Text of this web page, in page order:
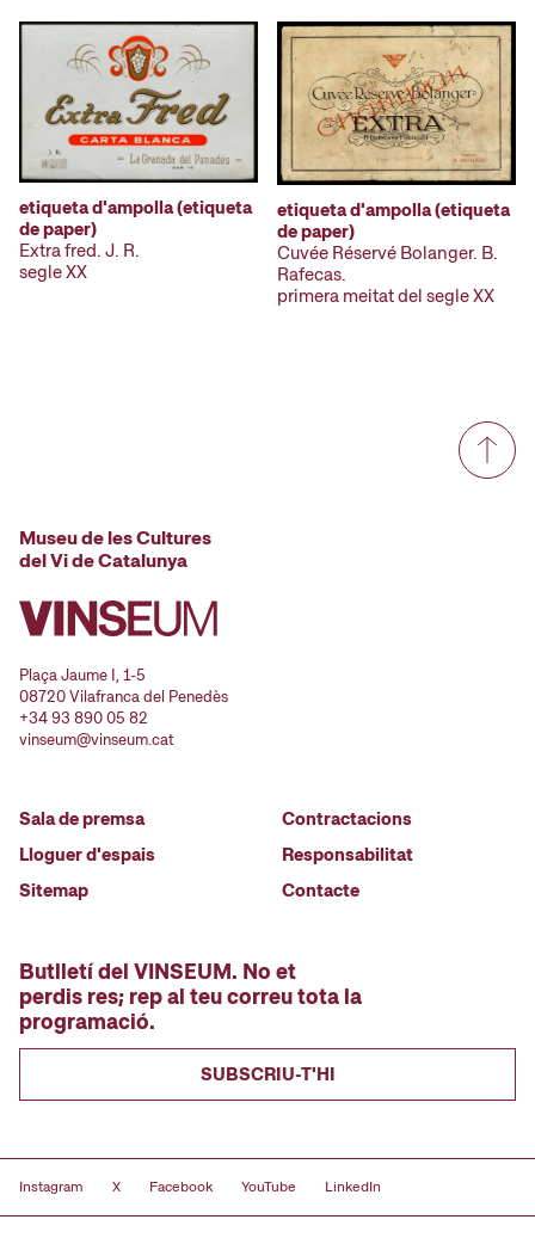
etiqueta d'ampolla (etiqueta
de paper)
Extra fred. J. R.
segle XX
etiqueta d'ampolla (etiqueta
de paper)
Cuvée Réservé Bolanger. B.
Rafecas.
primera meitat del segle XX
Museu de les Cultures
del Vi de Catalunya
Plaça Jaume I, 1-5
08720 Vilafranca del Penedès
+34 93 890 05 82
vinseum@vinseum.cat
Sala de premsa
Lloguer d'espais
Sitemap
Contractacions
Responsabilitat
Contacte
Butlletí del VINSEUM. No et
perdis res; rep al teu correu tota la
programació.
SUBSCRIU-T'HI
Instagram X Facebook YouTube LinkedIn